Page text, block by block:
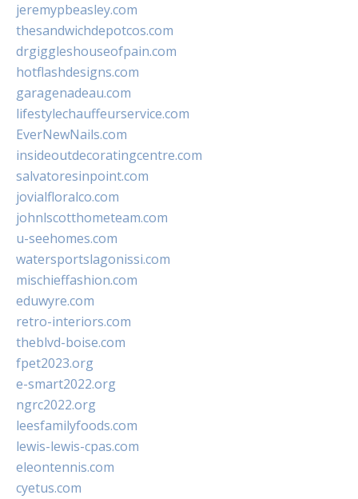
jeremypbeasley.com
thesandwichdepotcos.com
drgiggleshouseofpain.com
hotflashdesigns.com
garagenadeau.com
lifestylechauffeurservice.com
EverNewNails.com
insideoutdecoratingcentre.com
salvatoresinpoint.com
jovialfloralco.com
johnlscotthometeam.com
u-seehomes.com
watersportslagonissi.com
mischieffashion.com
eduwyre.com
retro-interiors.com
theblvd-boise.com
fpet2023.org
e-smart2022.org
ngrc2022.org
leesfamilyfoods.com
lewis-lewis-cpas.com
eleontennis.com
cyetus.com